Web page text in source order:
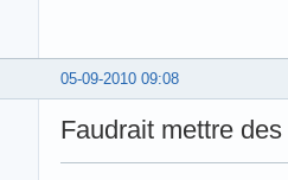
05-09-2010 09:08
Faudrait mettre